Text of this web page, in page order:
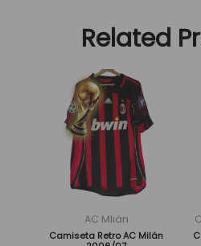
Related
AC Mlián
Camiseta Retro AC Milán
El
precio
original
era:
89,95 €.
es:
Este
producto
tiene
múltiples
variantes.
Las
opciones
pueden